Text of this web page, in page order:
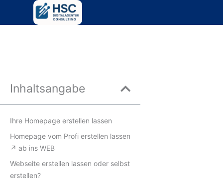
Inhaltsangabe
Ihre Homepage erstellen lassen
Homepage vom Profi erstellen lassen
↗️ ab ins WEB
Webseite erstellen lassen oder selbst
erstellen?